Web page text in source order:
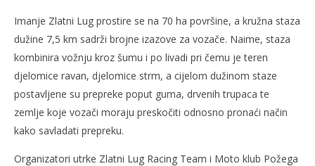
Imanje Zlatni Lug prostire se na 70 ha površine, a kružna staza
dužine 7,5 km sadrži brojne izazove za vozače. Naime, staza
kombinira vožnju kroz šumu i po livadi pri čemu je teren
djelomice ravan, djelomice strm, a cijelom dužinom staze
postavljene su prepreke poput guma, drvenih trupaca te
zemlje koje vozači moraju preskočiti odnosno pronaći način
kako savladati prepreku.
Organizatori utrke Zlatni Lug Racing Team i Moto klub Požega